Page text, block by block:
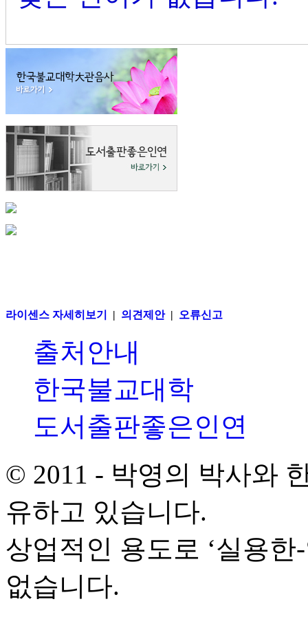
라이센스 자세히보기 | 의견제안| 오류신고
출처안내
한국불교대학
도서출판좋은인연
© 2011 - 박영의 박사와
유하고 있습니다.
상업적인 용도로 ‘실용
없습니다.